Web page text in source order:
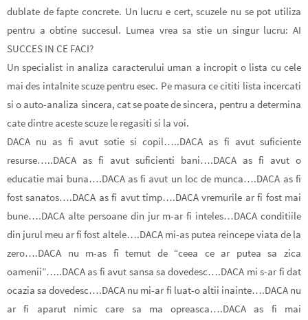
dublate de fapte concrete. Un lucru e cert, scuzele nu se pot utiliza
pentru a obtine succesul. Lumea vrea sa stie un singur lucru: AI
SUCCES IN CE FACI?
Un specialist in analiza caracterului uman a incropit o lista cu cele
mai des intalnite scuze pentru esec. Pe masura ce cititi lista incercati
si o auto-analiza sincera, cat se poate de sincera, pentru a determina
cate dintre aceste scuze le regasiti si la voi.
DACA nu as fi avut sotie si copil…..DACA as fi avut suficiente
resurse…..DACA as fi avut suficienti bani….DACA as fi avut o
educatie mai buna….DACA as fi avut un loc de munca….DACA as fi
fost sanatos….DACA as fi avut timp….DACA vremurile ar fi fost mai
bune….DACA alte persoane din jur m-ar fi inteles…DACA conditiile
din jurul meu ar fi fost altele….DACA mi-as putea reincepe viata de la
zero….DACA nu m-as fi temut de “ceea ce ar putea sa zica
oamenii”…..DACA as fi avut sansa sa dovedesc….DACA mi s-ar fi dat
ocazia sa dovedesc….DACA nu mi-ar fi luat-o altii inainte….DACA nu
ar fi aparut nimic care sa ma opreasca….DACA as fi mai